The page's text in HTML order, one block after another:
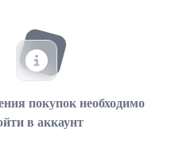
покупок необходимо
в аккаунт